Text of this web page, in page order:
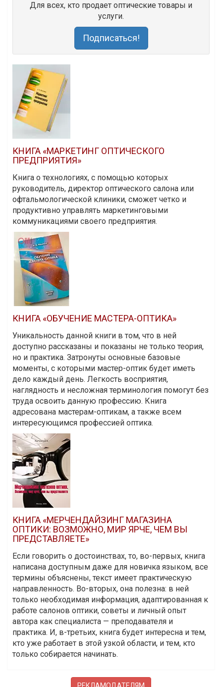
Для всех, кто продает оптические товары и
услуги.
Подписаться!
КНИГА «МАРКЕТИНГ ОПТИЧЕСКОГО
ПРЕДПРИЯТИЯ»
Книга о технологиях, с помощью которых
руководитель, директор оптического салона или
офтальмологической клиники, сможет четко и
продуктивно управлять маркетинговыми
коммуникациями своего предприятия.
КНИГА «ОБУЧЕНИЕ МАСТЕРА-ОПТИКА»
Уникальность данной книги в том, что в ней
доступно рассказаны и показаны не только теория,
но и практика. Затронуты основные базовые
моменты, с которыми мастер-оптик будет иметь
дело каждый день. Легкость восприятия,
наглядность и несложная терминология помогут без
труда освоить данную профессию. Книга
адресована мастерам-оптикам, а также всем
интересующимся профессией оптика.
КНИГА «МЕРЧЕНДАЙЗИНГ МАГАЗИНА
ОПТИКИ: ВОЗМОЖНО, МИР ЯРЧЕ, ЧЕМ ВЫ
ПРЕДСТАВЛЯЕТЕ»
Если говорить о достоинствах, то, во-первых, книга
написана доступным даже для новичка языком, все
термины объяснены, текст имеет практическую
направленность. Во-вторых, она полезна: в ней
только необходимая информация, адаптированная к
работе салонов оптики, советы и личный опыт
автора как специалиста — преподавателя и
практика. И, в-третьих, книга будет интересна и тем,
кто уже работает в этой узкой области, и тем, кто
только собирается начинать.